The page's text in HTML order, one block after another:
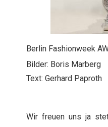
Berlin Fashionweek
Bilder: Boris Marberg
Text: Gerhard Paproth
Wir freuen uns ja